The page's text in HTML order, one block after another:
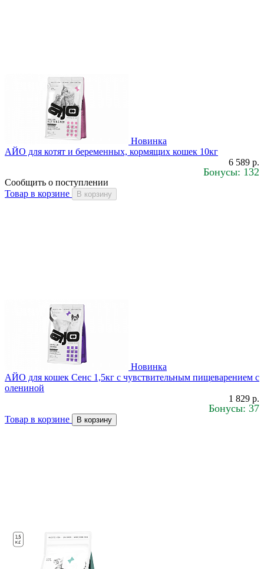
Новинка
АЙО для котят и беременных, кормящих кошек 10кг
6 589 р.
Бонусы: 132
Сообщить о поступлении
Товар в корзине
В корзину
Новинка
АЙО для кошек Сенс 1,5кг с чувствительным пищеварением с
олениной
1 829 р.
Бонусы: 37
Товар в корзине В корзину